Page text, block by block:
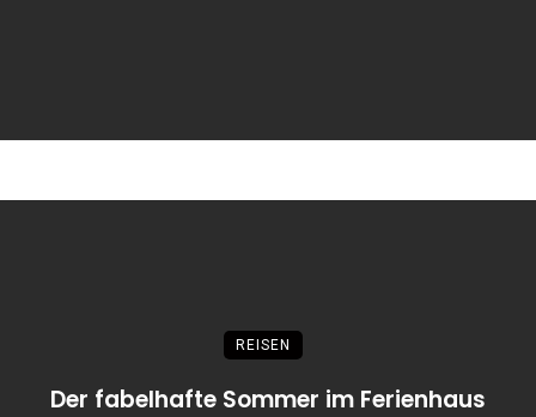
REISEN
Der fabelhafte Sommer im Ferienhaus